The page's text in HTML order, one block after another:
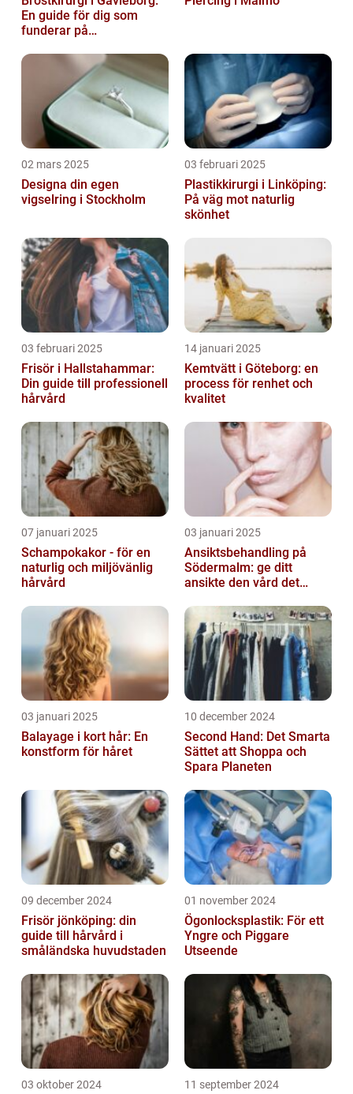
En guide för dig som
funderar på
02 mars 2025
Designa din egen
vigselring i Stockholm
03 februari 2025
Plastikkirurgi i Linköping:
På väg mot naturlig
skönhet
03 februari 2025
Frisör i Hallstahammar:
Din guide till professionell
hårvård
14 januari 2025
Kemtvätt i Göteborg: en
process för renhet och
kvalitet
07 januari 2025
Schampokakor - för en
naturlig och miljövänlig
hårvård
03 januari 2025
Ansiktsbehandling på
Södermalm: ge ditt
ansikte den vård det
03 januari 2025
Balayage i kort hår: En
konstform för håret
10 december 2024
Second Hand: Det Smarta
Sättet att Shoppa och
Spara Planeten
09 december 2024
Frisör jönköping: din
guide till hårvård i
småländska huvudstaden
01 november 2024
Ögonlocksplastik: För ett
Yngre och Piggare
Utseende
03 oktober 2024 11 september 2024